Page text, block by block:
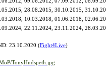
28.08.2015, 30.10.2015,
10.03.2018, 01.06.2018,
22.11.2024, 23.11.2024,
23.10.2020 (Fight4Live)
TonyHudspeth.jpg